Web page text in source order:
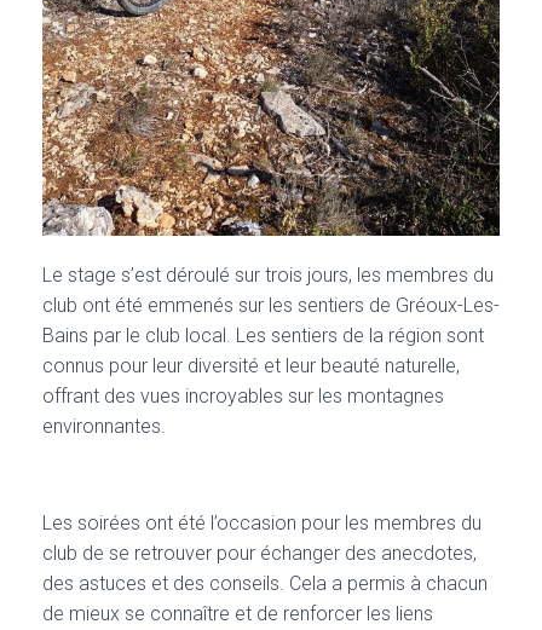
Le stage s’est déroulé sur trois jours, les membres du
club ont été emmenés sur les sentiers de Gréoux-Les-
Bains par le club local. Les sentiers de la région sont
connus pour leur diversité et leur beauté naturelle,
offrant des vues incroyables sur les montagnes
environnantes.
Les soirées ont été l’occasion pour les membres du
club de se retrouver pour échanger des anecdotes,
des astuces et des conseils. Cela a permis à chacun
de mieux se connaître et de renforcer les liens